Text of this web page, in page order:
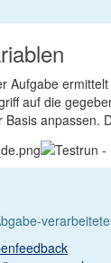
Aufgabe
auf die